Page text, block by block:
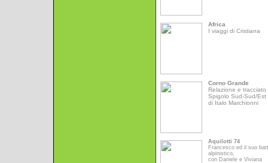
Africa
I viaggi di Cristiana
Corno Grande
Relazione e tracciato
Spigolo Sud-Sud/Est
di Italo Marchionni
Aquilotti 74
Francesco ed il suo
alpinistico,
con Daniele e Viviana